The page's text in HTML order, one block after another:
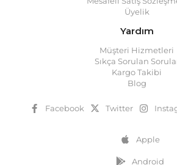
Üyelik
Yardım
Müşteri Hizmetleri
Sıkça Sorulan
Kargo Takibi
Blog
Facebook Twitter
Apple
Android